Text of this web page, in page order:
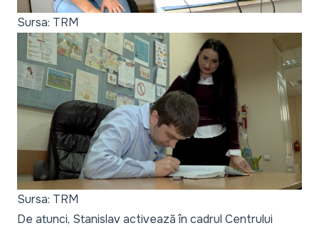
Sursa: TRM
Sursa: TRM
De atunci, Stanislav activează în cadrul Centrului